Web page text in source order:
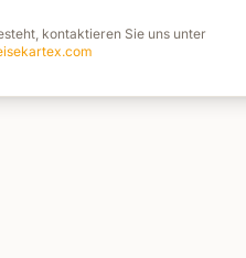
kontaktieren Sie uns unter